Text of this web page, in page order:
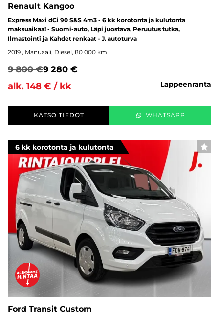
Renault Kangoo
Express Maxi dCi 90 S&S 4m3 - 6 kk korotonta ja kulutonta
maksuaikaa! - Suomi-auto, Läpi juostava, Peruutus tutka,
Ilmastointi ja Kahdet renkaat - J. autoturva
2019 , Manuaali, Diesel, 80 000 km
9 800 €9 280 €
alk. 148 € / kk
lappeenranta
KATSO TIEDOT WHATSAPP
6 kk korotonta ja kulutonta
Ford Transit Custom